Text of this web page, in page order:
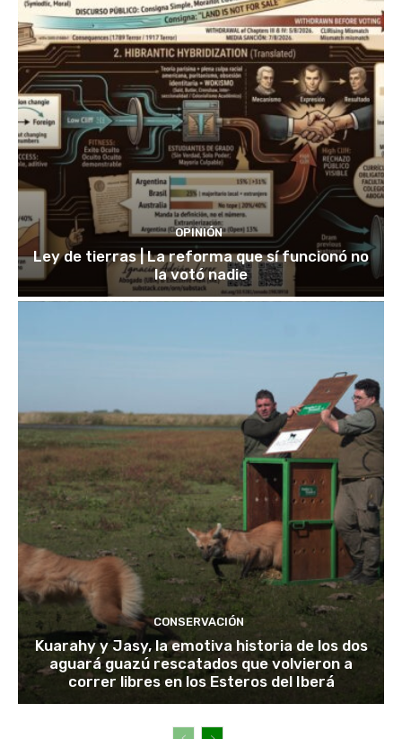
OPINIÓN
Ley de tierras | La reforma que sí funcionó no
la votó nadie
CONSERVACIÓN
Kuarahy y Jasy, la emotiva historia de los dos
aguará guazú rescatados que volvieron a
correr libres en los Esteros del Iberá